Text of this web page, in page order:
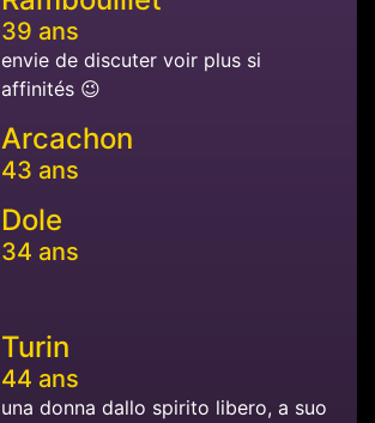
39 ans
envie de discuter voir plus si
affinités 😉
Arcachon
43 ans
Dole
34 ans
Turin
44 ans
una donna dallo spirito libero, a suo